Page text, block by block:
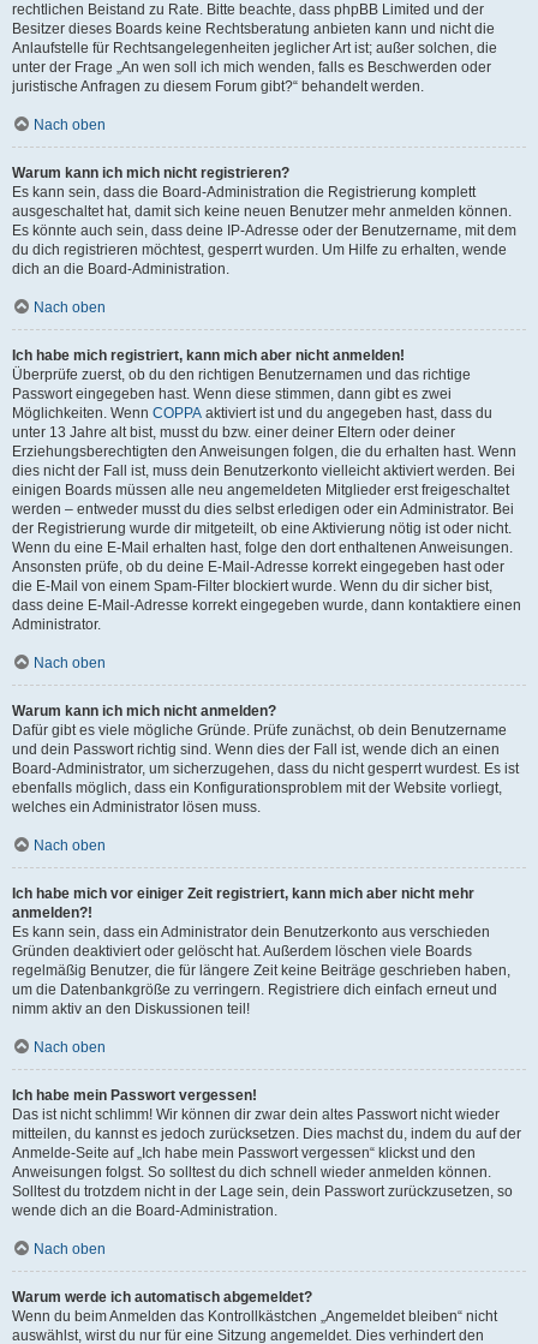
rechtlichen Beistand zu Rate. Bitte beachte, dass phpBB Limited und der
Besitzer dieses Boards keine Rechtsberatung anbieten kann und nicht die
Anlaufstelle für Rechtsangelegenheiten jeglicher Art ist; außer solchen, die
unter der Frage „An wen soll ich mich wenden, falls es Beschwerden oder
juristische Anfragen zu diesem Forum gibt?“ behandelt werden.
Nach oben
Warum kann ich mich nicht registrieren?
Es kann sein, dass die Board-Administration die Registrierung komplett
ausgeschaltet hat, damit sich keine neuen Benutzer mehr anmelden können.
Es könnte auch sein, dass deine IP-Adresse oder der Benutzername, mit dem
du dich registrieren möchtest, gesperrt wurden. Um Hilfe zu erhalten, wende
dich an die Board-Administration.
Nach oben
Ich habe mich registriert, kann mich aber nicht anmelden!
Überprüfe zuerst, ob du den richtigen Benutzernamen und das richtige
Passwort eingegeben hast. Wenn diese stimmen, dann gibt es zwei
Möglichkeiten. Wenn COPPA aktiviert ist und du angegeben hast, dass du
unter 13 Jahre alt bist, musst du bzw. einer deiner Eltern oder deiner
Erziehungsberechtigten den Anweisungen folgen, die du erhalten hast. Wenn
dies nicht der Fall ist, muss dein Benutzerkonto vielleicht aktiviert werden. Bei
einigen Boards müssen alle neu angemeldeten Mitglieder erst freigeschaltet
werden – entweder musst du dies selbst erledigen oder ein Administrator. Bei
der Registrierung wurde dir mitgeteilt, ob eine Aktivierung nötig ist oder nicht.
Wenn du eine E-Mail erhalten hast, folge den dort enthaltenen Anweisungen.
Ansonsten prüfe, ob du deine E-Mail-Adresse korrekt eingegeben hast oder
die E-Mail von einem Spam-Filter blockiert wurde. Wenn du dir sicher bist,
dass deine E-Mail-Adresse korrekt eingegeben wurde, dann kontaktiere einen
Administrator.
Nach oben
Warum kann ich mich nicht anmelden?
Dafür gibt es viele mögliche Gründe. Prüfe zunächst, ob dein Benutzername
und dein Passwort richtig sind. Wenn dies der Fall ist, wende dich an einen
Board-Administrator, um sicherzugehen, dass du nicht gesperrt wurdest. Es ist
ebenfalls möglich, dass ein Konfigurationsproblem mit der Website vorliegt,
welches ein Administrator lösen muss.
Nach oben
Ich habe mich vor einiger Zeit registriert, kann mich aber nicht mehr
anmelden?!
Es kann sein, dass ein Administrator dein Benutzerkonto aus verschieden
Gründen deaktiviert oder gelöscht hat. Außerdem löschen viele Boards
regelmäßig Benutzer, die für längere Zeit keine Beiträge geschrieben haben,
um die Datenbankgröße zu verringern. Registriere dich einfach erneut und
nimm aktiv an den Diskussionen teil!
Nach oben
Ich habe mein Passwort vergessen!
Das ist nicht schlimm! Wir können dir zwar dein altes Passwort nicht wieder
mitteilen, du kannst es jedoch zurücksetzen. Dies machst du, indem du auf der
Anmelde-Seite auf „Ich habe mein Passwort vergessen“ klickst und den
Anweisungen folgst. So solltest du dich schnell wieder anmelden können.
Solltest du trotzdem nicht in der Lage sein, dein Passwort zurückzusetzen, so
wende dich an die Board-Administration.
Nach oben
Warum werde ich automatisch abgemeldet?
Wenn du beim Anmelden das Kontrollkästchen „Angemeldet bleiben“ nicht
auswählst, wirst du nur für eine Sitzung angemeldet. Dies verhindert den